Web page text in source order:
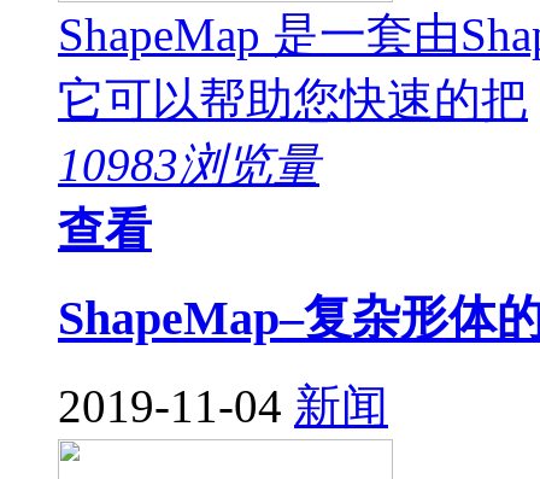
ShapeMap 是一套由
它可以帮助您快速的把
10983浏览量
查看
ShapeMap–复杂形体
2019-11-04 新闻